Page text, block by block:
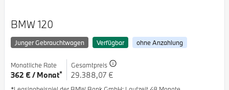
BMW 120
Junger Gebrauchtwagen Verfügbar ohne Anzahlung
Monatliche Rate
362 € / Monat*
Gesamtpreis
29.388,07 €